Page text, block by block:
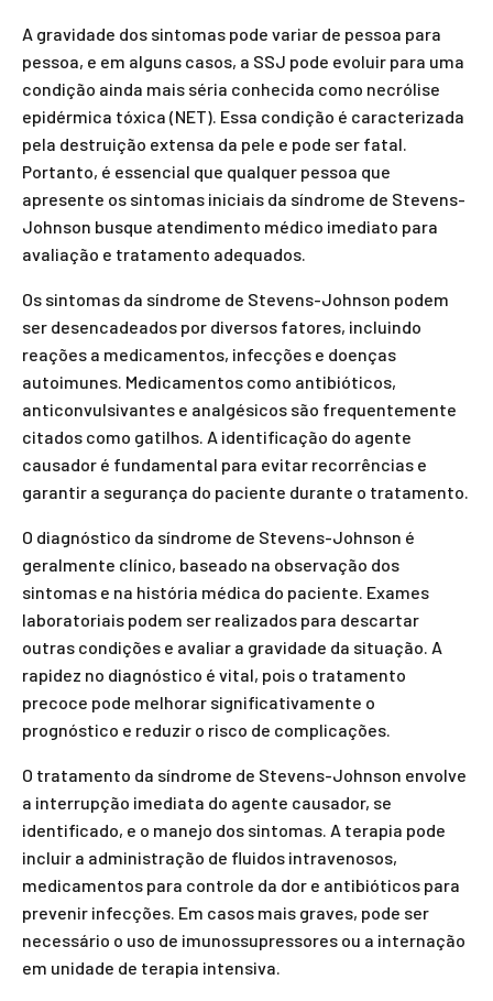
A gravidade dos sintomas pode variar de pessoa para
pessoa, e em alguns casos, a SSJ pode evoluir para uma
condição ainda mais séria conhecida como necrólise
epidérmica tóxica (NET). Essa condição é caracterizada
pela destruição extensa da pele e pode ser fatal.
Portanto, é essencial que qualquer pessoa que
apresente os sintomas iniciais da síndrome de Stevens-
Johnson busque atendimento médico imediato para
avaliação e tratamento adequados.
Os sintomas da síndrome de Stevens-Johnson podem
ser desencadeados por diversos fatores, incluindo
reações a medicamentos, infecções e doenças
autoimunes. Medicamentos como antibióticos,
anticonvulsivantes e analgésicos são frequentemente
citados como gatilhos. A identificação do agente
causador é fundamental para evitar recorrências e
garantir a segurança do paciente durante o tratamento.
O diagnóstico da síndrome de Stevens-Johnson é
geralmente clínico, baseado na observação dos
sintomas e na história médica do paciente. Exames
laboratoriais podem ser realizados para descartar
outras condições e avaliar a gravidade da situação. A
rapidez no diagnóstico é vital, pois o tratamento
precoce pode melhorar significativamente o
prognóstico e reduzir o risco de complicações.
O tratamento da síndrome de Stevens-Johnson envolve
a interrupção imediata do agente causador, se
identificado, e o manejo dos sintomas. A terapia pode
incluir a administração de fluidos intravenosos,
medicamentos para controle da dor e antibióticos para
prevenir infecções. Em casos mais graves, pode ser
necessário o uso de imunossupressores ou a internação
em unidade de terapia intensiva.